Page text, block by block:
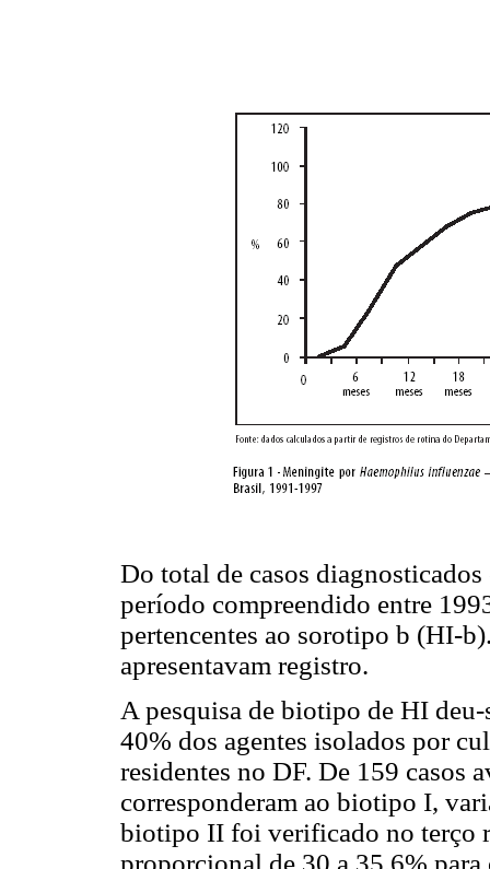
Do total de casos
período compreendido entre
pertencentes ao sorotipo b (HI-
apresentavam registro.
A pesquisa de biotipo de HI
40% dos agentes isolados por
residentes no DF. De 159 casos
corresponderam ao biotipo I,
biotipo II foi verificado no terço
proporcional de 30 a 35,6%